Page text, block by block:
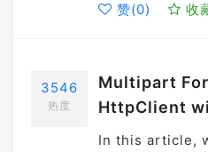
赞(0) 收
3546
热度
Multipart
HttpClient
In this article,